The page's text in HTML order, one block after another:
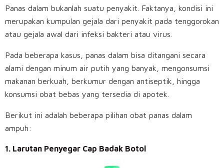
Panas dalam bukanlah suatu penyakit. Faktanya, kondisi ini
merupakan kumpulan gejala dari penyakit pada tenggorokan
atau gejala awal dari infeksi bakteri atau virus.
Pada beberapa kasus, panas dalam bisa ditangani secara
alami dengan minum air putih yang banyak, mengonsumsi
makanan berkuah, berkumur dengan antiseptik, hingga
konsumsi obat bebas yang tersedia di apotek.
Berikut ini adalah beberapa pilihan obat panas dalam
ampuh:
1. Larutan Penyegar Cap Badak Botol